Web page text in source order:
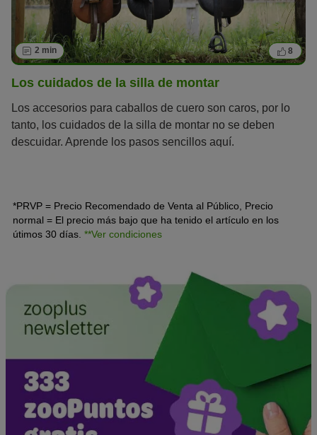
2 min 8
Los cuidados de la silla de montar
Los accesorios para caballos de cuero son caros, por lo
tanto, los cuidados de la silla de montar no se deben
descuidar. Aprende los pasos sencillos aquí.
*PRVP = Precio Recomendado de Venta al Público, Precio
normal = El precio más bajo que ha tenido el artículo en los
útimos 30 días. **Ver condiciones